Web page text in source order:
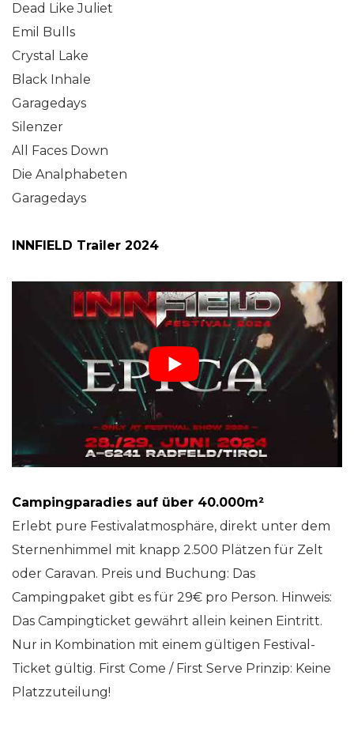
Dead Like Juliet
Emil Bulls
Crystal Lake
Black Inhale
Garagedays
Silenzer
All Faces Down
Die Analphabeten
Garagedays
INNFIELD Trailer 2024
Campingparadies auf über 40.000m²
Erlebt pure Festivalatmosphäre, direkt unter dem
Sternenhimmel mit knapp 2.500 Plätzen für Zelt
oder Caravan. Preis und Buchung: Das
Campingpaket gibt es für 29€ pro Person. Hinweis:
Das Campingticket gewährt allein keinen Eintritt.
Nur in Kombination mit einem gültigen Festival-
Ticket gültig. First Come / First Serve Prinzip: Keine
Platzzuteilung!